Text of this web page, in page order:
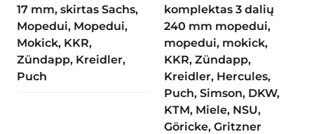
17 mm, skirtas Sachs,
Mopedui, Mopedui,
Mokick, KKR,
Zündapp, Kreidler,
Puch
komplektas 3 dalių
240 mm mopedui,
mopedui, mokick,
KKR, Zündapp,
Kreidler, Hercules,
Puch, Simson, DKW,
KTM, Miele, NSU,
Göricke, Gritzner